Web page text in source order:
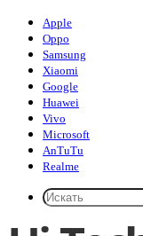
Apple
Oppo
Samsung
Xiaomi
Google
Huawei
Vivo
Microsoft
AnTuTu
Realme